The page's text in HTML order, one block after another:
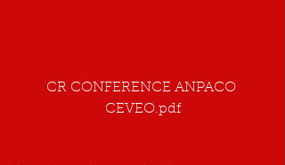
CR CONFERENCE ANPACO
CEVEO.pdf